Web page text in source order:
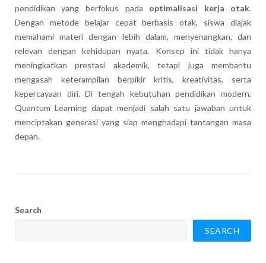
pendidikan yang berfokus pada optimalisasi kerja otak.
Dengan metode belajar cepat berbasis otak, siswa diajak
memahami materi dengan lebih dalam, menyenangkan, dan
relevan dengan kehidupan nyata. Konsep ini tidak hanya
meningkatkan prestasi akademik, tetapi juga membantu
mengasah keterampilan berpikir kritis, kreativitas, serta
kepercayaan diri. Di tengah kebutuhan pendidikan modern,
Quantum Learning dapat menjadi salah satu jawaban untuk
menciptakan generasi yang siap menghadapi tantangan masa
depan.
Search
SEARCH